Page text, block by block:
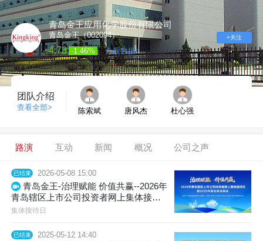
青岛金王应用化学股份有限公司
青岛金王（002094）
4.73 -1.46% 个股数据>
+关注
团队介绍
查看全部> 陈索斌 唐风杰 杜心强
路演 互动 新闻 概况 公司之声
已结束 2026-05-08 15:00
青岛金王-治理赋能 价值共赢--2026年
青岛辖区上市公司投资者网上集体接待
日暨2025年度业绩说明会
集体接待日
已结束 2025-05-12 14:40